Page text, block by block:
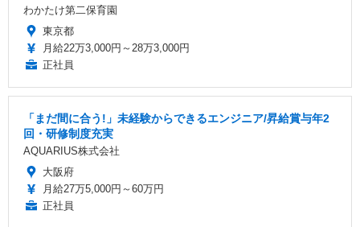
わかたけ第二保育園
東京都
月給22万3,000円～28万3,000円
正社員
「まだ間に合う!」未経験からできるエンジニア/昇給賞与年2
回・研修制度充実
AQUARIUS株式会社
大阪府
月給27万5,000円～60万円
正社員